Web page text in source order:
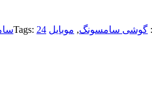
گوشی سامسونگ, موبایل Tags: 24سامسونگ